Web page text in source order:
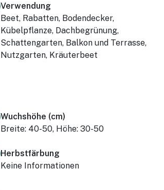
Verwendung
Beet, Rabatten, Bodendecker,
Kübelpflanze, Dachbegrünung,
Schattengarten, Balkon und Terrasse,
Nutzgarten, Kräuterbeet
Wuchshöhe (cm)
Breite: 40-50, Höhe: 30-50
Herbstfärbung
Keine Informationen